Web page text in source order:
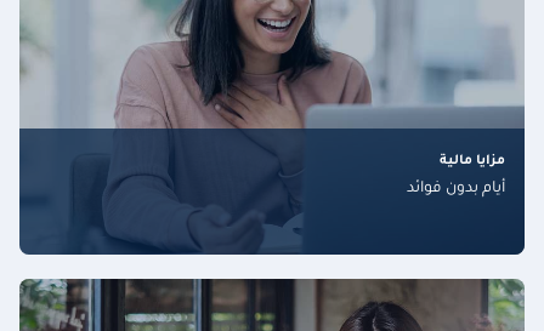
مزايا مالية
أيام بدون فوائد